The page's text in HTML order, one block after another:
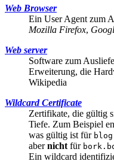
Web Browser
Ein User Agent zum
Mozilla Firefox,
Web server
Software zum
Erweiterung, die
Wikipedia
Wildcard Certificate
Zertifikate, die gültig
Tiefe. Zum Beispiel
was gültig ist für
abernicht für
Ein wildcard